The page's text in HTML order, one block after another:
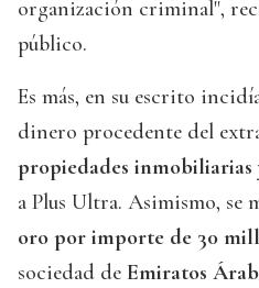
organización criminal",
público.
Es más, en su escrito
dinero procedente del
propiedades inmobiliarias
a Plus Ultra. Asimismo, se
oro por importe de 30
sociedad de Emiratos